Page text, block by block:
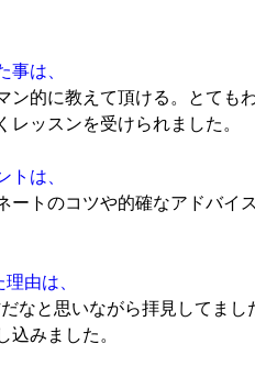
事は、
ン的に教えて頂ける。とても
レッスンを受けられました。
トは、
ートのコツや的確なアドバイ
由は、
なと思いながら拝見してまし
込みました。